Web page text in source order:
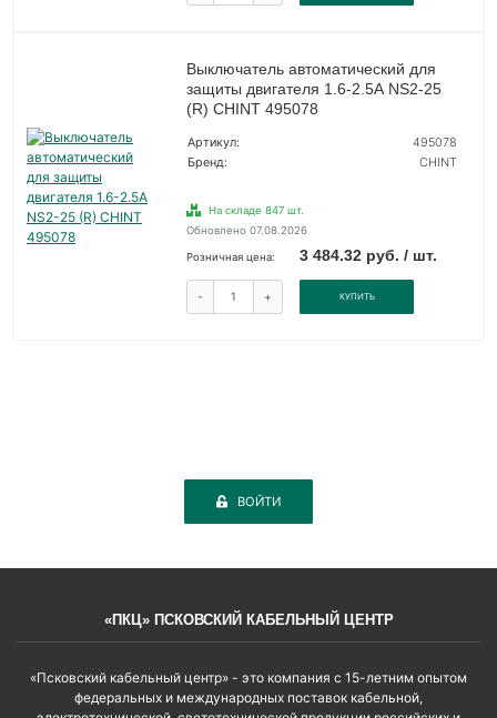
Выключатель автоматический для
защиты двигателя 1.6-2.5А NS2-25
(R) CHINT 495078
Артикул:
495078
Бренд:
CHINT
На складе 847 шт.
Обновлено 07.08.2026
Розничная цена: 3 484.32 руб. / шт.
- + КУПИТЬ
ВОЙТИ
«ПКЦ» ПСКОВСКИЙ КАБЕЛЬНЫЙ ЦЕНТР
«Псковский кабельный центр» - это компания с 15-летним опытом
федеральных и международных поставок кабельной,